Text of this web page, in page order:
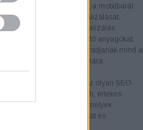
a betöltési sebesség, a mobilbarát
az indexelhetőség optimalizálását.
A tartalomoptimalizálás
javítja az oldalon található anyagokat,
és vonzóak maradjanak mind a
a keresőmotorok számára.
Az olyan SEO-
az Ahrefs és a SEMrush, értékes
elemzéseket nyújtanak, amelyek
a SEO stratégiák kialakítását és